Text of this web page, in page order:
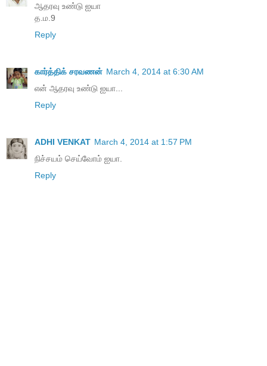
ஆதரவு உண்டு ஐயா
த.ம.9
Reply
கார்த்திக் சரவணன் March 4, 2014 at 6:30 AM
என் ஆதரவு உண்டு ஐயா...
Reply
ADHI VENKAT March 4, 2014 at 1:57 PM
நிச்சயம் செய்வோம் ஐயா.
Reply